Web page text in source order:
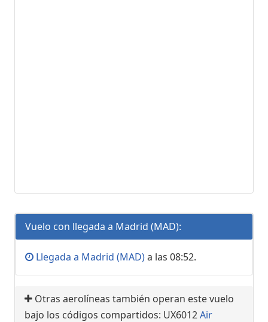
Vuelo con llegada a Madrid (MAD):
Llegada a Madrid (MAD)a las 08:52.
Otras aerolíneas también operan este vuelo
bajo los códigos compartidos: UX6012Air